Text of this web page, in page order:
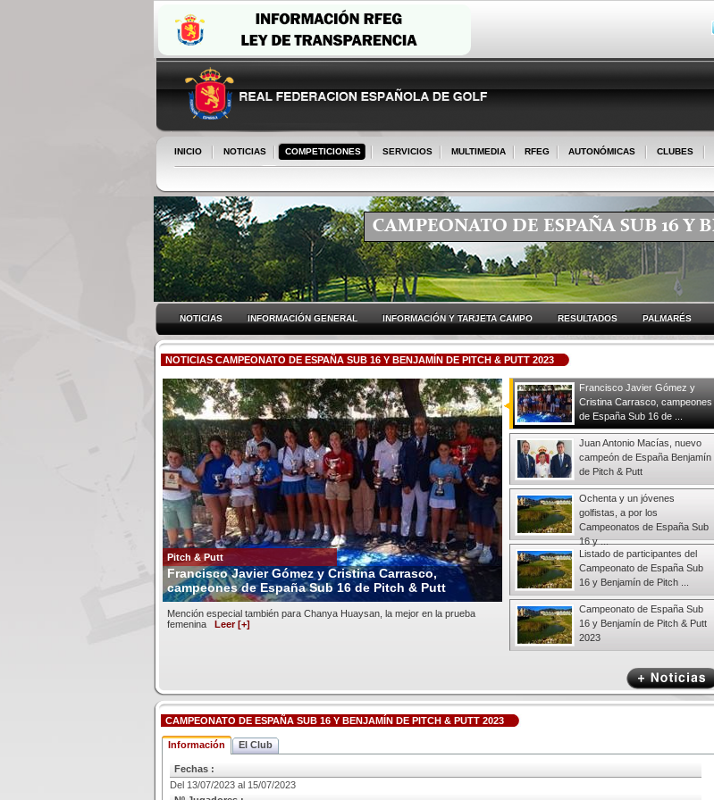
INICIO NOTICIAS COMPETICIONES SERVICIOS MULTIMEDIA RFEG AUTONÓMICAS CLUBES
NOTICIAS INFORMACIÓN GENERAL INFORMACIÓN Y TARJETA CAMPO RESULTADOS PALMARÉS
NOTICIAS CAMPEONATO DE ESPAÑA SUB 16 Y BENJAMÍN DE PITCH & PUTT 2023
Francisco Javier Gómez y
Cristina Carrasco, campeones
de España Sub 16 de ...
Juan Antonio Macías, nuevo
campeón de España Benjamín
de Pitch & Putt
Ochenta y un jóvenes
golfistas, a por los
Campeonatos de España Sub
16 y ...
Listado de participantes del
Campeonato de España Sub
16 y Benjamín de Pitch ...
Campeonato de España Sub
16 y Benjamín de Pitch & Putt
2023
Pitch & Putt
Francisco Javier Gómez y Cristina Carrasco,
campeones de España Sub 16 de Pitch & Putt
Mención especial también para Chanya Huaysan, la mejor en la prueba
femenina Leer [+]
CAMPEONATO DE ESPAÑA SUB 16 Y BENJAMÍN DE PITCH & PUTT 2023
Información El Club
Fechas :
Del 13/07/2023 al 15/07/2023